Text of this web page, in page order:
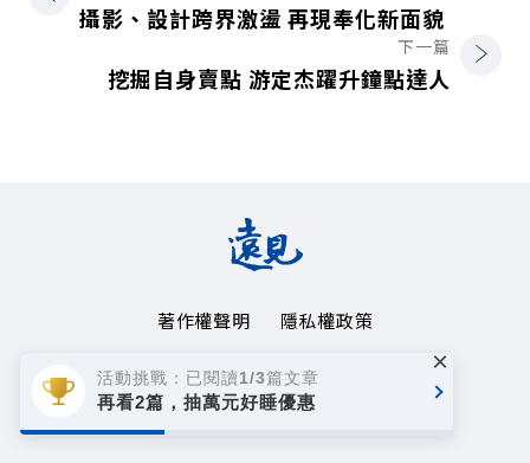
攝影、設計跨界激盪 再現奉化新面貌
下一篇
挖掘自身賣點 游定杰躍升鐘點達人
著作權聲明
隱私權政策
Copyright© 1999~2026
遠見天下文化事業群. All rights reserved.
活動挑戰：已閱讀1/3篇文章
再看2篇，抽萬元好睡優惠
×